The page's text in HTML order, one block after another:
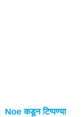
Noe कडून टिप्पण्या